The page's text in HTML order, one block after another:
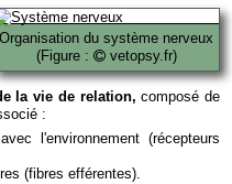
Organisation du système nerveux
(Figure :
vetopsy.fr)
la vie de relation, composé de
:
l'environnement (récepteurs
(fibres efférentes).